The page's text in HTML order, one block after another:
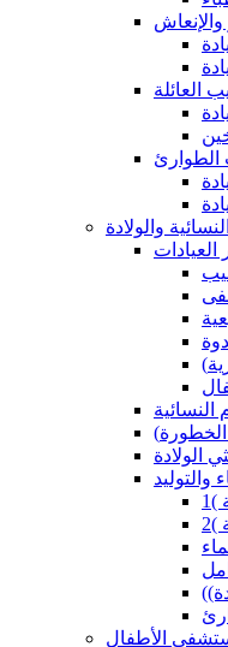
والإنعاش
العائلة
والولادة
العيادات
النسائية
الولادة
والتوليد
الأطفال